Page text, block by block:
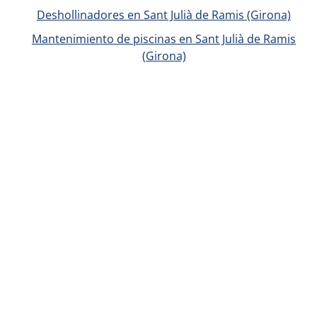
Deshollinadores en Sant Julià de Ramis (Girona)
Mantenimiento de piscinas en Sant Julià de Ramis
(Girona)